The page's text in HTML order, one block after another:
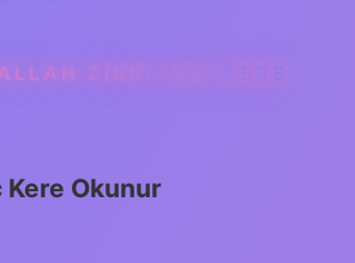
ZIKRI KAÇ KERE
Kere Okunur